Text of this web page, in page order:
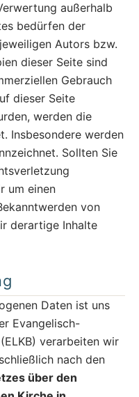
außerhalb
bedürfen der
Autors bzw.
dieser Seite sind
Gebrauch
dieser Seite
werden die
Insbesondere werden
Sollten Sie
um einen
von
derartige Inhalte
Daten ist uns
Evangelisch-
verarbeiten wir
nach den
über den